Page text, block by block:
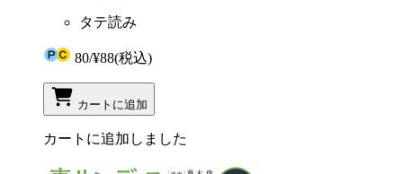
タテ読み
80/¥88(税込)
カートに追加
カートに追加しました